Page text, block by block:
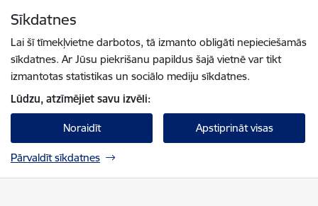
Sīkdatnes
Lai šī tīmekļvietne darbotos, tā izmanto obligāti nepieciešamās
sīkdatnes. Ar Jūsu piekrišanu papildus šajā vietnē var tikt
izmantotas statistikas un sociālo mediju sīkdatnes.
Lūdzu, atzīmējiet savu izvēli:
Noraidīt Apstiprināt visas
Pārvaldīt sīkdatnes